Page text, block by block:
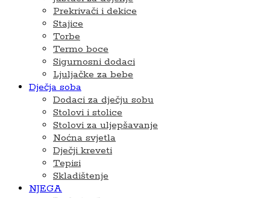
Prekrivači i dekice
Stajice
Torbe
Termo boce
Sigurnosni dodaci
Ljuljačke za bebe
Dječja soba
Dodaci za dječju sobu
Stolovi i stolice
Stolovi za uljepšavanje
Noćna svjetla
Dječji kreveti
Tepisi
Skladištenje
NJEGA